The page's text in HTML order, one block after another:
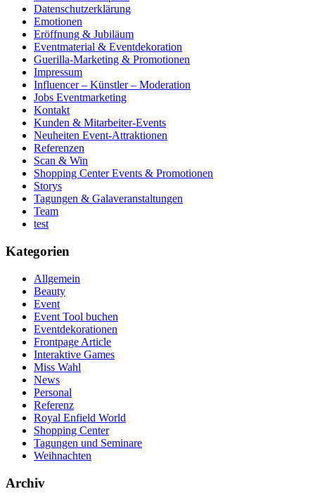
Datenschutzerklärung
Emotionen
Eröffnung & Jubiläum
Eventmaterial & Eventdekoration
Guerilla-Marketing & Promotionen
Impressum
Influencer – Künstler – Moderation
Jobs Eventmarketing
Kontakt
Kunden & Mitarbeiter-Events
Neuheiten Event-Attraktionen
Referenzen
Scan & Win
Shopping Center Events & Promotionen
Storys
Tagungen & Galaveranstaltungen
Team
test
Kategorien
Allgemein
Beauty
Event
Event Tool buchen
Eventdekorationen
Frontpage Article
Interaktive Games
Miss Wahl
News
Personal
Referenz
Royal Enfield World
Shopping Center
Tagungen und Seminare
Weihnachten
Archiv